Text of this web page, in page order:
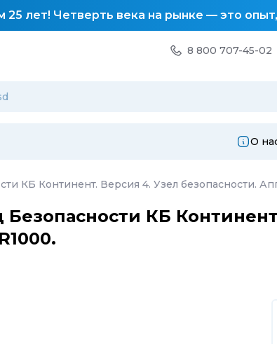
25 лет! Четверть века на рынке — это
8 800 707-45-02
О
КБ Континент. Версия 4. Узел безопасности.
КБ